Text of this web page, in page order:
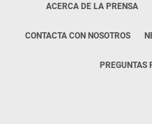
ACERCA DE LA PRENSA
CONTACTA CON NOSOTROS
PREGUNTAS